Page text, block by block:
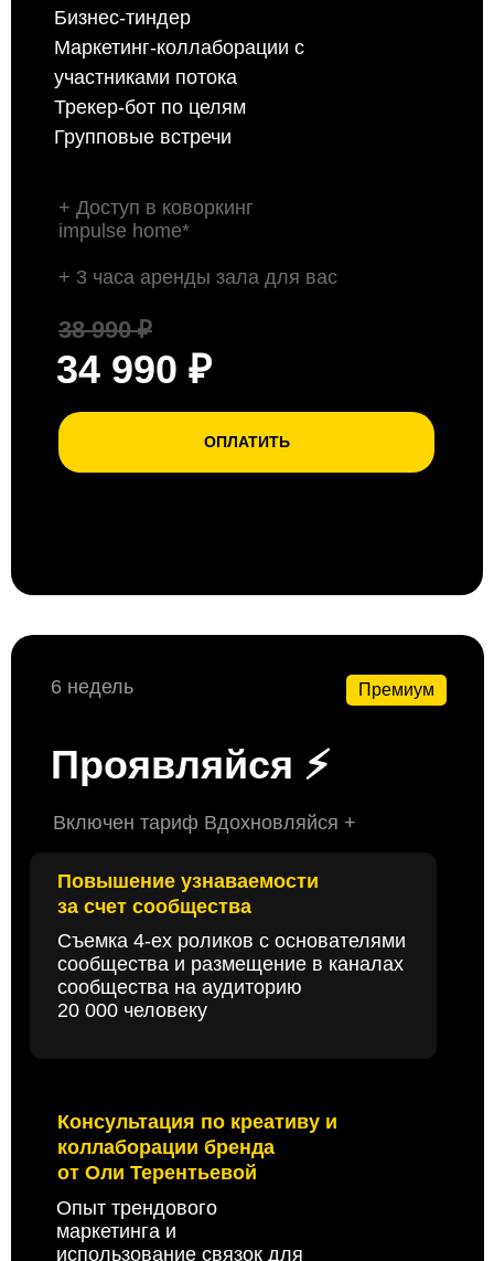
Премиум
Бизнес-тиндер
Маркетинг-коллаборации с
участниками потока
Трекер-бот по целям
Групповые встречи
38 990 ₽
34 990 ₽
ОПЛАТИТЬ
Проявляйся ⚡️
Включен тариф Вдохновляйся +
6 недель
Повышение узнаваемости
за счет сообщества
Съемка 4-ех роликов с основателями
сообщества и размещение в каналах
сообщества на аудиторию
20 000 человеку
Консультация по креативу и
коллаборации бренда
от Оли Терентьевой
Опыт трендового
маркетинга и
использование связок для
+ Доступ в коворкинг
impulse home*
+ 3 часа аренды зала для вас